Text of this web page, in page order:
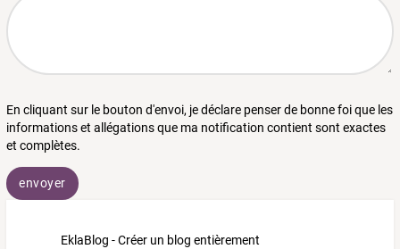
En cliquant sur le bouton d'envoi, je déclare penser de bonne foi que les
informations et allégations que ma notification contient sont exactes
et complètes.
envoyer
EklaBlog - Créer un blog entièrement